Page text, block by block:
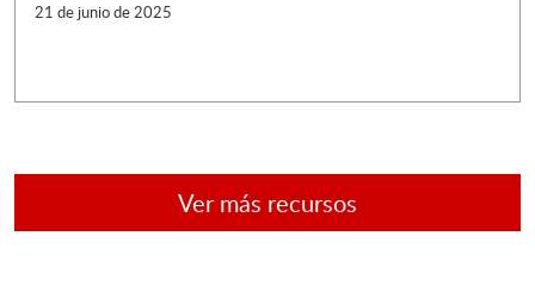
21 de junio de 2025
Ver más recursos